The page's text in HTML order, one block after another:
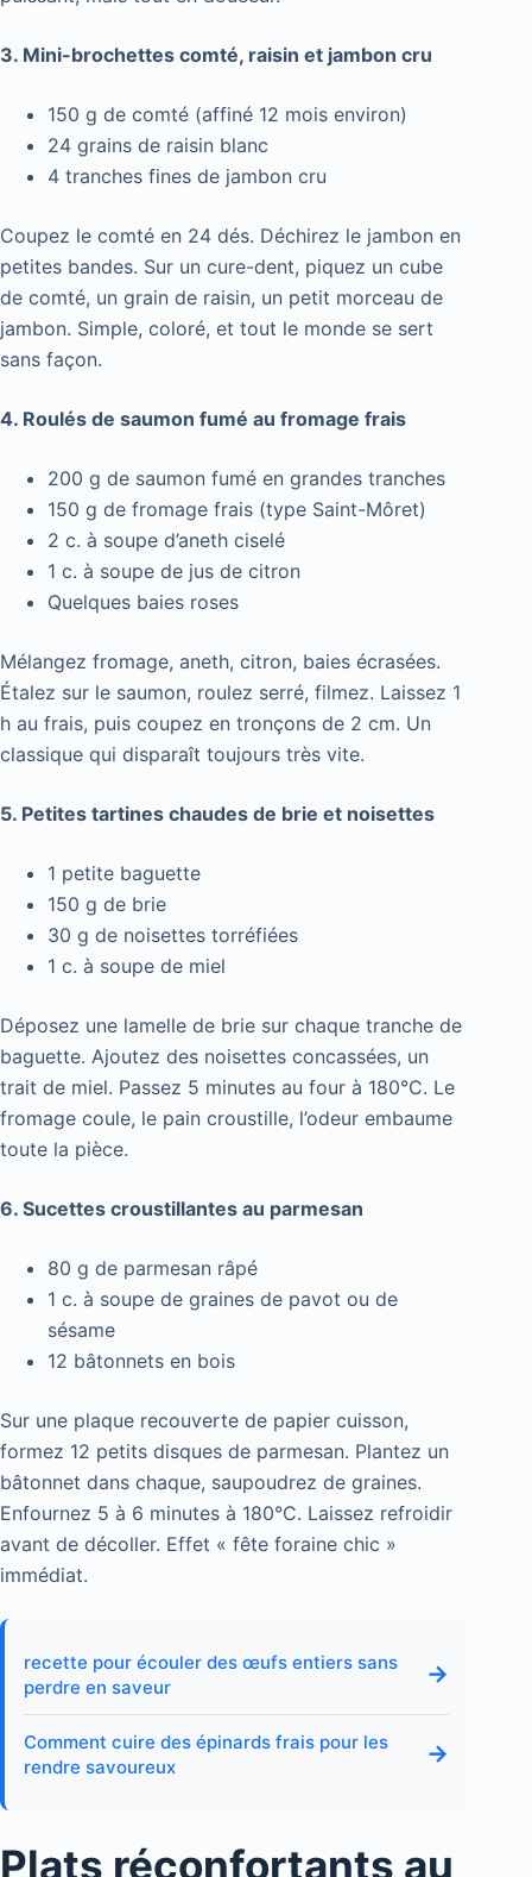
3. Mini-brochettes comté, raisin et jambon cru
150 g de comté (affiné 12 mois environ)
24 grains de raisin blanc
4 tranches fines de jambon cru
Coupez le comté en 24 dés. Déchirez le jambon en
petites bandes. Sur un cure-dent, piquez un cube
de comté, un grain de raisin, un petit morceau de
jambon. Simple, coloré, et tout le monde se sert
sans façon.
4. Roulés de saumon fumé au fromage frais
200 g de saumon fumé en grandes tranches
150 g de fromage frais (type Saint-Môret)
2 c. à soupe d’aneth ciselé
1 c. à soupe de jus de citron
Quelques baies roses
Mélangez fromage, aneth, citron, baies écrasées.
Étalez sur le saumon, roulez serré, filmez. Laissez 1
h au frais, puis coupez en tronçons de 2 cm. Un
classique qui disparaît toujours très vite.
5. Petites tartines chaudes de brie et noisettes
1 petite baguette
150 g de brie
30 g de noisettes torréfiées
1 c. à soupe de miel
Déposez une lamelle de brie sur chaque tranche de
baguette. Ajoutez des noisettes concassées, un
trait de miel. Passez 5 minutes au four à 180°C. Le
fromage coule, le pain croustille, l’odeur embaume
toute la pièce.
6. Sucettes croustillantes au parmesan
80 g de parmesan râpé
1 c. à soupe de graines de pavot ou de
sésame
12 bâtonnets en bois
Sur une plaque recouverte de papier cuisson,
formez 12 petits disques de parmesan. Plantez un
bâtonnet dans chaque, saupoudrez de graines.
Enfournez 5 à 6 minutes à 180°C. Laissez refroidir
avant de décoller. Effet « fête foraine chic »
immédiat.
recette pour écouler des œufs entiers sans
perdre en saveur
→
Comment cuire des épinards frais pour les
rendre savoureux
→
Plats réconfortants au